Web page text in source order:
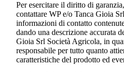
Per esercitare il diritto di
contattare WP e/o Tanca Gioia
informazioni di contatto
dando una descrizione accurata
Gioia Srl Società Agricola, in
responsabile per tutto quanto
caratteristiche del prodotto ed